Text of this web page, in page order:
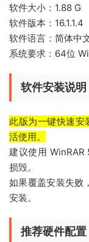
软件大小：1.88 G
软件版本：16.1.1.4
软件语言：简体中
系统要求：64位
软件安装说明
此版为一键快速安
活使用。
建议使用 WinRAR
损毁。
如果覆盖安装失败
安装。
推荐硬件配置